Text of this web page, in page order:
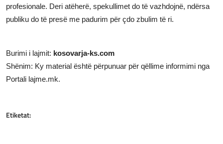
profesionale. Deri atëherë, spekullimet do të vazhdojnë, ndërsa
publiku do të presë me padurim për çdo zbulim të ri.
Burimi i lajmit: kosovarja-ks.com
Shënim: Ky material është përpunuar për qëllime informimi nga
Portali lajme.mk.
Etiketat: